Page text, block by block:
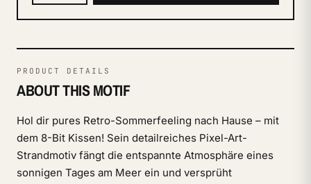
PRODUCT DETAILS
ABOUT THIS MOTIF
Hol dir pures Retro-Sommerfeeling nach Hause – mit
dem 8-Bit Kissen! Sein detailreiches Pixel-Art-
Strandmotiv fängt die entspannte Atmosphäre eines
sonnigen Tages am Meer ein und versprüht